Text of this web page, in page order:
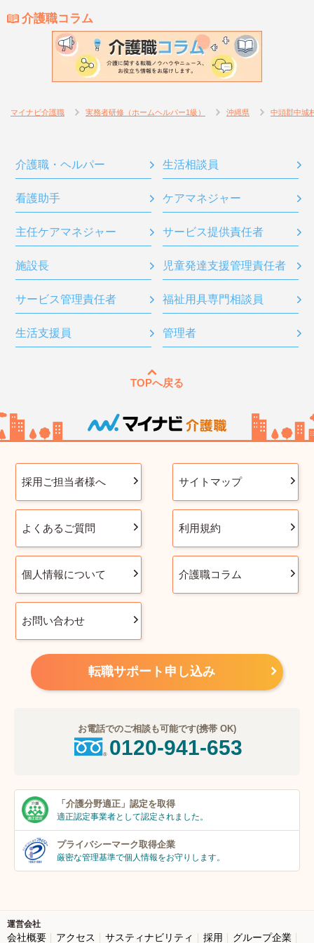
介護職コラム
マイナビ介護職 実務者研修（ホームヘルパー1級） 沖縄県 中頭郡中城
介護職・ヘルパー 生活相談員
看護助手 ケアマネジャー
主任ケアマネジャー サービス提供責任者
施設長 児童発達支援管理責任者
サービス管理責任者 福祉用具専門相談員
生活支援員 管理者
TOPへ戻る
採用ご担当者様へ サイトマップ
よくあるご質問 利用規約
個人情報について 介護職コラム
お問い合わせ
転職サポート申し込み
お電話でのご相談も可能です(携帯 OK)
0120-941-653
「介護分野適正」 認定を取得
適正認定事業者として認定されました。
プライバシーマーク取得企業
厳密な管理基準で個人情報をお守りします。
運営会社
会社概要 アクセス サスティナビリティ 採用 グループ企業